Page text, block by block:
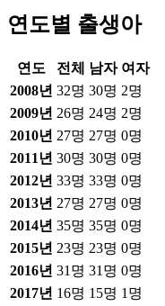
연도별 출생아
연도 전체 남자 여자
2008년 32명 30명 2명
2009년 26명 24명 2명
2010년 27명 27명 0명
2011 년 30명 30명 0명
2012년 33명 33명 0명
2013년 27명 27명 0명
2014년 35명 35명 0명
2015년 23명 23명 0명
2016년 31 명 31 명 0명
2017년 16명 15명 1 명